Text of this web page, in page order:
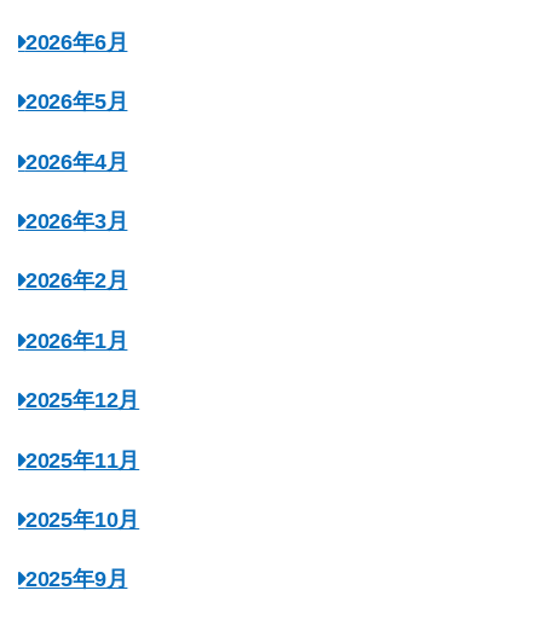
2026年6月
2026年5月
2026年4月
2026年3月
2026年2月
2026年1月
2025年12月
2025年11月
2025年10月
2025年9月